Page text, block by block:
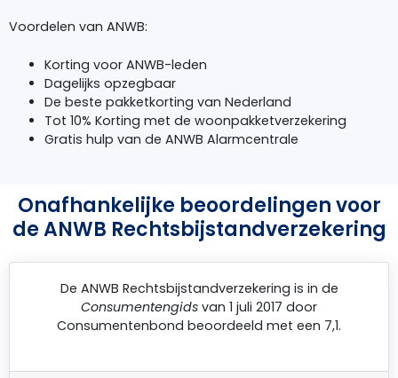
Voordelen van ANWB:
Korting voor ANWB-leden
Dagelijks opzegbaar
De beste pakketkorting van Nederland
Tot 10% Korting met de woonpakketverzekering
Gratis hulp van de ANWB Alarmcentrale
Onafhankelijke beoordelingen voor
de ANWB Rechtsbijstandverzekering
De ANWB Rechtsbijstandverzekering is in de
Consumentengids van 1 juli 2017 door
Consumentenbond beoordeeld met een 7,1.